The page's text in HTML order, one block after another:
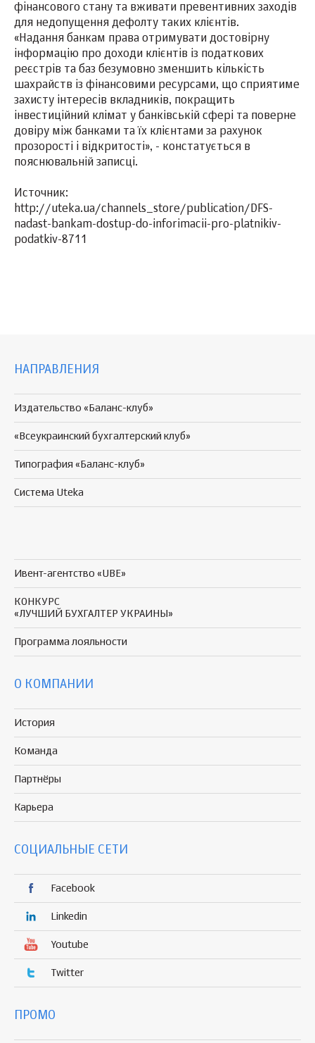
фінансового стану та вживати превентивних заходів
для недопущення дефолту таких клієнтів.
«Надання банкам права отримувати достовірну
інформацію про доходи клієнтів із податкових
реєстрів та баз безумовно зменшить кількість
шахрайств із фінансовими ресурсами, що сприятиме
захисту інтересів вкладників, покращить
інвестиційний клімат у банківській сфері та поверне
довіру між банками та їх клієнтами за рахунок
прозорості і відкритості», - констатується в
пояснювальній записці.
Источник:
http://uteka.ua/channels_store/publication/DFS-
nadast-bankam-dostup-do-inforimacii-pro-platnikiv-
podatkiv-8711
НАПРАВЛЕНИЯ
Издательство «Баланс-клуб»
«Всеукраинский бухгалтерский клуб»
Типография «Баланс-клуб»
Система Uteka
Ивент-агентство «UBE»
КОНКУРС
«ЛУЧШИЙ БУХГАЛТЕР УКРАИНЫ»
Программа лояльности
О КОМПАНИИ
История
Команда
Партнёры
Карьера
СОЦИАЛЬНЫЕ СЕТИ
Facebook
Linkedin
Youtube
Twitter
ПРОМО